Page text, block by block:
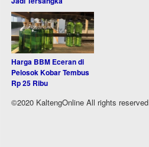
Harga BBM Eceran di
Pelosok Kobar Tembus
Rp 25 Ribu
©2020 KaltengOnline All rights reserved